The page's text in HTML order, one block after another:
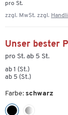
pro St.
zzgl. MwSt. zzgl.
Unser bester
pro St. ab 5 St.
ab 1 (St.)
ab 5 (St.)
Farbe: schwarz